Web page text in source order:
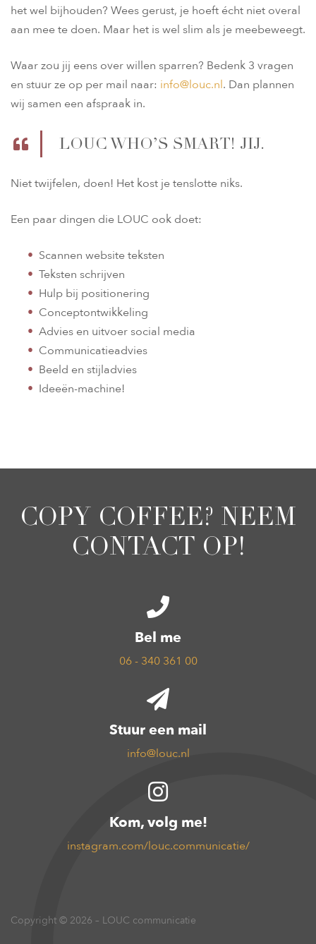
het wel bijhouden? Wees gerust, je hoeft écht niet overal
aan mee te doen. Maar het is wel slim als je meebeweegt.
Waar zou jij eens over willen sparren? Bedenk 3 vragen
en stuur ze op per mail naar: info@louc.nl. Dan plannen
wij samen een afspraak in.
LOUC WHO’S SMART! JIJ.
Niet twijfelen, doen! Het kost je tenslotte niks.
Een paar dingen die LOUC ook doet:
Scannen website teksten
Teksten schrijven
Hulp bij positionering
Conceptontwikkeling
Advies en uitvoer social media
Communicatieadvies
Beeld en stijladvies
Ideeën-machine!
COPY COFFEE? NEEM
CONTACT OP!
Bel me
06 - 340 361 00
Stuur een mail
info@louc.nl
Kom, volg me!
instagram.com/louc.communicatie/
Copyright © 2026 – LOUC communicatie